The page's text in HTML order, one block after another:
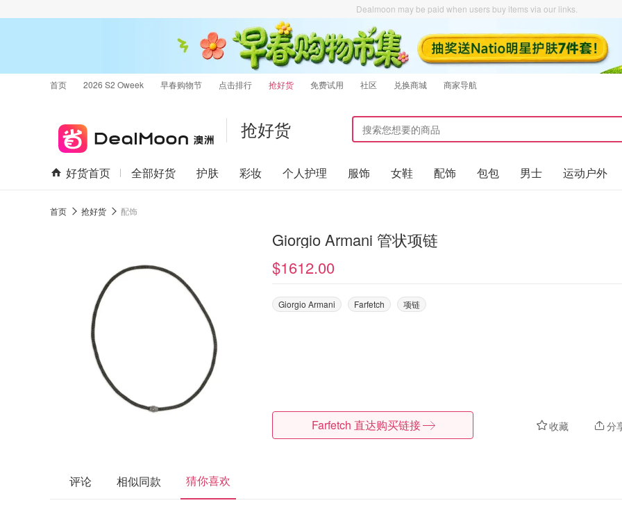
Dealmoon may be paid when users buy items via our links.
首页 2026 S2 Oweek 早春购物节 点击排行 抢好货 免费试用 社区 兑换商城 商家导航
抢好货
好货首页 全部好货 护肤 彩妆 个人护理 服饰 女鞋 配饰 包包 男士 运动户外
首页 抢好货 配饰
Giorgio Armani 管状项链
$1612.00
Giorgio Armani Farfetch 项链
收藏 分
Farfetch 直达购买链接
评论 相似同款 猜你喜欢